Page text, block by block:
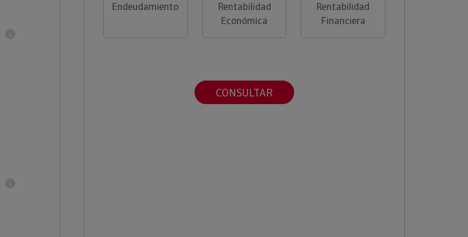
Endeudamiento
Rentabilidad
Económica
Rentabilidad
Financiera
CONSULTAR